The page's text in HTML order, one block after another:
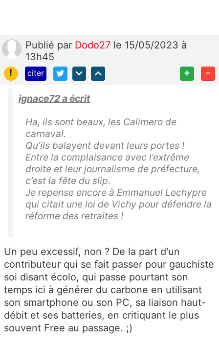
Publié par Dodo27 le 15/05/2023 à
13h45
!
citer + -
ignace72 a écrit
Ha, ils sont beaux, les Calimero de
carnaval.
Qu’ils balayent devant leurs portes !
Entre la complaisance avec l’extrême
droite et leur journalisme de préfecture,
c’est la fête du slip.
Je repense encore à Emmanuel Lechypre
qui citait une loi de Vichy pour défendre la
réforme des retraites !
Un peu excessif, non ? De la part d'un
contributeur qui se fait passer pour gauchiste
soi disant écolo, qui passe pourtant son
temps ici à générer du carbone en utilisant
son smartphone ou son PC, sa liaison haut-
débit et ses batteries, en critiquant le plus
souvent Free au passage. ;)